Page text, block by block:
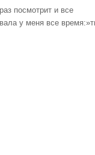
посмотрит и все
у меня все